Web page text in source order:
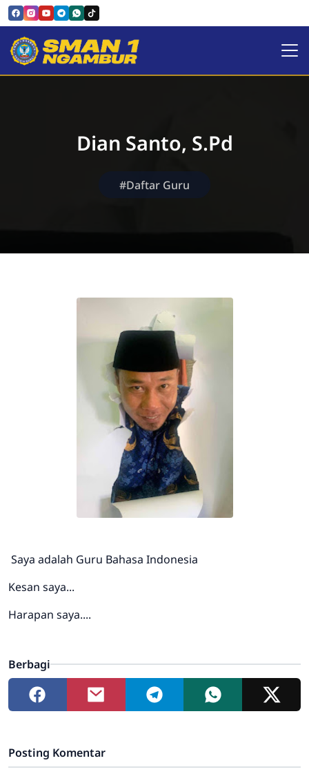
SMAN 1 NGAMBUR
Dian Santo, S.Pd
#Daftar Guru
Saya adalah Guru Bahasa Indonesia
Kesan saya...
Harapan saya....
Berbagi
Posting Komentar